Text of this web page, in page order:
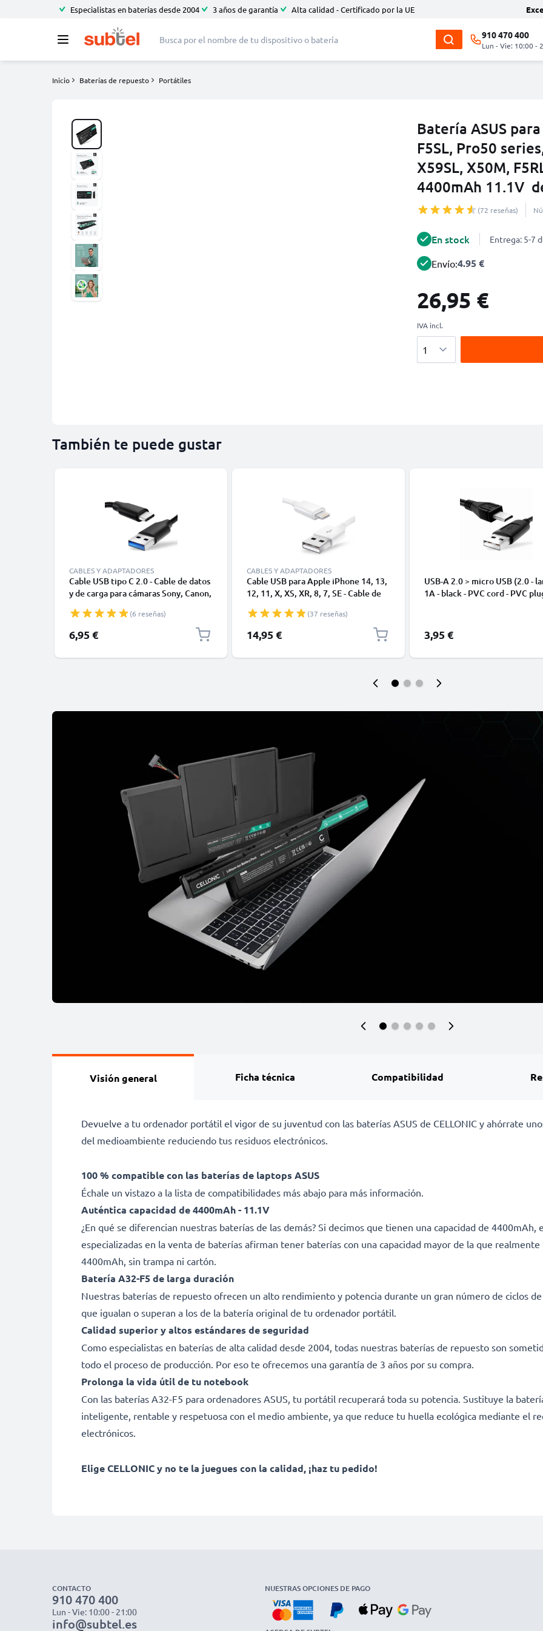
Especialistas en baterías desde 2004 3 años de garantía Alta calidad - Certificado por la UE
910 470 400
Lun - Vie: 10:00 -
Inicio Baterías de repuesto Portátiles
Batería ASUS
F5SL, Pro50
X59SL, X50M,
4400mAh 11.1V
(72 reseñas)
En stock Entrega: 5-7
Envío:4.95 €
26,95 €
IVA incl.
También te puede gustar
CABLES Y ADAPTADORES
Cable USB tipo C 2.0 - Cable de datos
y de carga para cámaras Sony, Canon,
Moto Z, Huawei, Xiaomi - 1,0m Cable
cargador USB tipo C
(6 reseñas)
6,95 €
CABLES Y ADAPTADORES
Cable USB para Apple iPhone 14, 13,
12, 11, X, XS, XR, 8, 7, SE - Cable de
1m
(37 reseñas)
14,95 €
USB-A 2.0 > micro USB (2.0 -
1A - black - PVC cord - PVC
3,95 €
Visión general Ficha técnica Compatibilidad
Devuelve a tu ordenador portátil el vigor de su juventud con las baterías ASUS de CELLONIC y ahórrate
del medioambiente reduciendo tus residuos electrónicos.
100 % compatible con las baterías de laptops ASUS
Échale un vistazo a la lista de compatibilidades más abajo para más información.
Auténtica capacidad de 4400mAh - 11.1V
¿En qué se diferencian nuestras baterías de las demás? Si decimos que tienen una capacidad de
especializadas en la venta de baterías afirman tener baterías con una capacidad mayor de la que
4400mAh, sin trampa ni cartón.
Batería A32-F5 de larga duración
Nuestras baterías de repuesto ofrecen un alto rendimiento y potencia durante un gran número de ciclos
que igualan o superan a los de la batería original de tu ordenador portátil.
Calidad superior y altos estándares de seguridad
Como especialistas en baterías de alta calidad desde 2004, todas nuestras baterías de repuesto son
todo el proceso de producción. Por eso te ofrecemos una garantía de 3 años por su compra.
Prolonga la vida útil de tu notebook
Con las baterías A32-F5 para ordenadores ASUS, tu portátil recuperará toda su potencia. Sustituye la
inteligente, rentable y respetuosa con el medio ambiente, ya que reduce tu huella ecológica mediante el
electrónicos.
Elige CELLONIC y no te la juegues con la calidad, ¡haz tu pedido!
CONTACTO
910 470 400
Lun - Vie: 10:00 - 21:00
info@subtel.es
NUESTRAS OPCIONES DE PAGO